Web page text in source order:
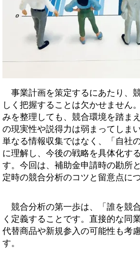
事業計画を策定するにあたり、
しく把握することは欠かせません
みを整理しても、競合環境を踏ま
の現実性や説得力は弱まってしま
単なる情報収集ではなく、「自社
に理解し、今後の戦略を具体化す
す。今回は、補助金申請時の勘所
定時の競合分析のコツと留意点に
競合分析の第一歩は、「誰を競
く定義することです。直接的な同
代替商品や新規参入の可能性も考
す。